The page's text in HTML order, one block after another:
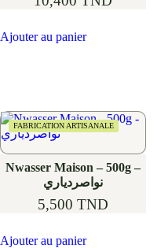
Ajouter au panier
FABRICATION ARTISANALE
Nwasser Maison – 500g –
نواصردياري
5,500 TND
Ajouter au panier